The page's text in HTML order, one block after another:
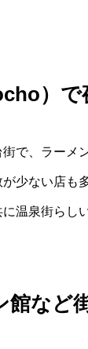
）
で、ラーメ
少ない店も
温泉街らし
館など